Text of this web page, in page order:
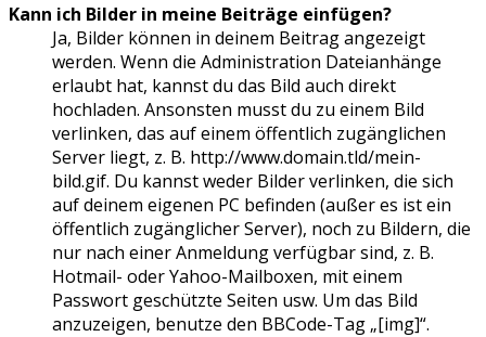
Kann ich Bilder in meine Beiträge einfügen?
Ja, Bilder können in deinem Beitrag angezeigt
werden. Wenn die Administration Dateianhänge
erlaubt hat, kannst du das Bild auch direkt
hochladen. Ansonsten musst du zu einem Bild
verlinken, das auf einem öffentlich zugänglichen
Server liegt, z. B. http://www.domain.tld/mein-
bild.gif. Du kannst weder Bilder verlinken, die sich
auf deinem eigenen PC befinden (außer es ist ein
öffentlich zugänglicher Server), noch zu Bildern, die
nur nach einer Anmeldung verfügbar sind, z. B.
Hotmail- oder Yahoo-Mailboxen, mit einem
Passwort geschützte Seiten usw. Um das Bild
anzuzeigen, benutze den BBCode-Tag „[img]“.